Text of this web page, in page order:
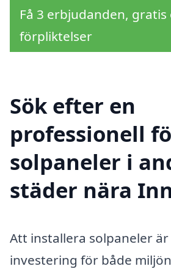
Få 3 erbjudanden,
förpliktelser
Sök efter en
professionell
solpaneler i
städer nära
Att installera solpaneler
investering för både